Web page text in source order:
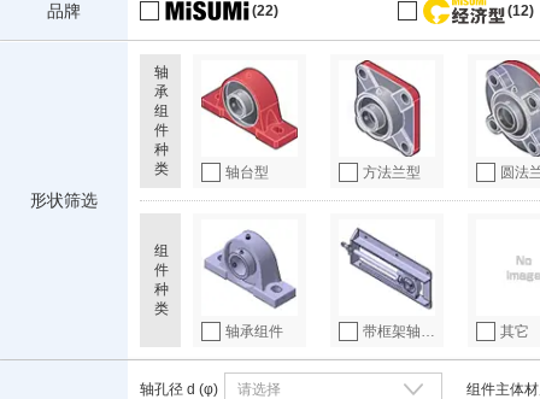
品牌 (22) (12)
形状筛选
轴
承
组
件
种
类
轴台型 方法兰型 圆法
组
件
种
类
轴承组件
其它
轴孔径 d (φ) 请选择 组件主体